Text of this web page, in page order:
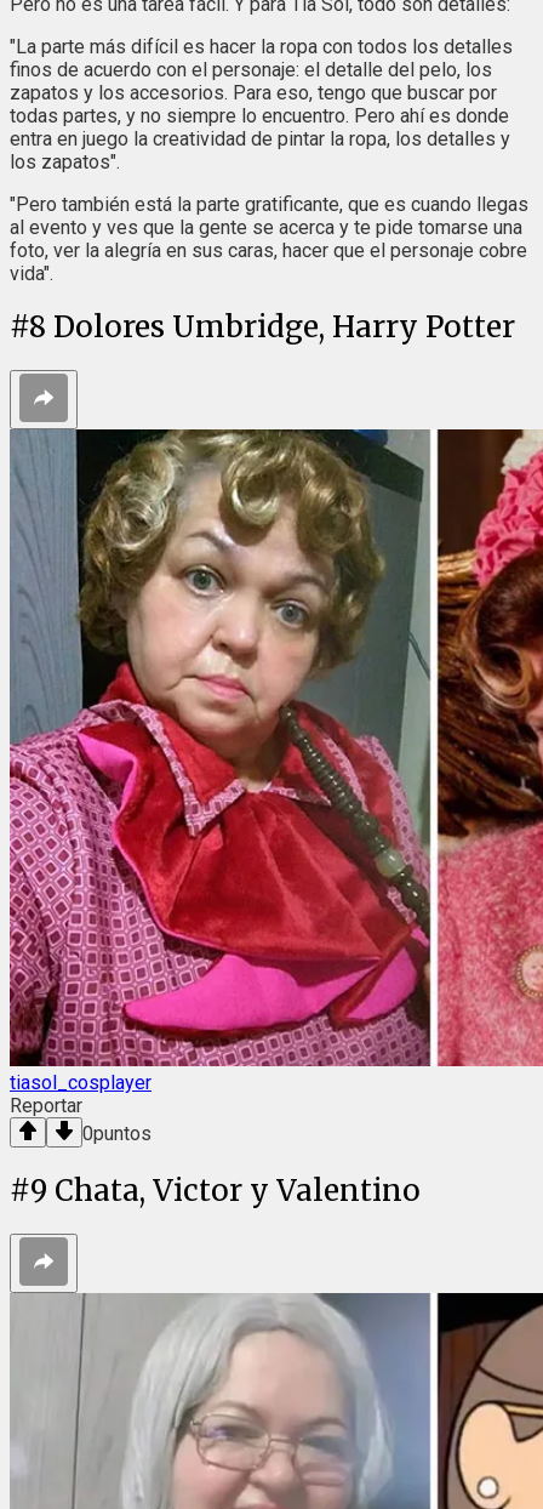
"La parte más difícil es hacer la ropa con todos los detalles
finos de acuerdo con el personaje: el detalle del pelo, los
zapatos y los accesorios. Para eso, tengo que buscar por
todas partes, y no siempre lo encuentro. Pero ahí es donde
entra en juego la creatividad de pintar la ropa, los detalles y
los zapatos".
"Pero también está la parte gratificante, que es cuando llegas
al evento y ves que la gente se acerca y te pide tomarse una
foto, ver la alegría en sus caras, hacer que el personaje cobre
vida".
#8 Dolores Umbridge, Harry Potter
tiasol_cosplayer
Reportar
0puntos
#9 Chata, Victor y Valentino